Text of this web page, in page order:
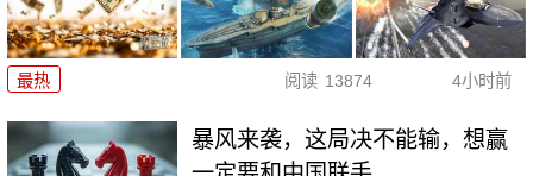
最热 阅读 13874 4小时前
暴风来袭，这局决不能输，想赢